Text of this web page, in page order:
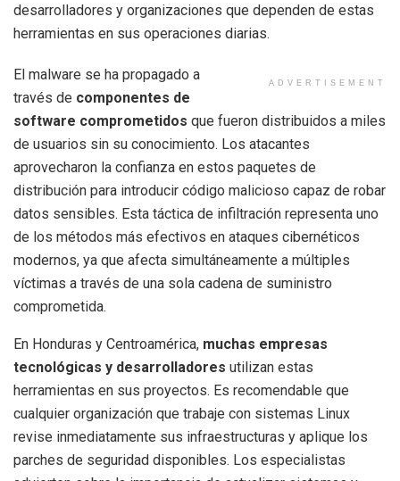
desarrolladores y organizaciones que dependen de estas
herramientas en sus operaciones diarias.
ADVERTISEMENT
El malware se ha propagado a
través de componentes de
software comprometidos que fueron distribuidos a miles
de usuarios sin su conocimiento. Los atacantes
aprovecharon la confianza en estos paquetes de
distribución para introducir código malicioso capaz de robar
datos sensibles. Esta táctica de infiltración representa uno
de los métodos más efectivos en ataques cibernéticos
modernos, ya que afecta simultáneamente a múltiples
víctimas a través de una sola cadena de suministro
comprometida.
En Honduras y Centroamérica, muchas empresas
tecnológicas y desarrolladores utilizan estas
herramientas en sus proyectos. Es recomendable que
cualquier organización que trabaje con sistemas Linux
revise inmediatamente sus infraestructuras y aplique los
parches de seguridad disponibles. Los especialistas